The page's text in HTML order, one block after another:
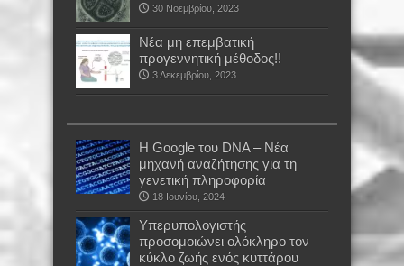
30 Νοεμβρίου, 2023
Νέα μη επεμβατική
προγεννητική μέθοδος!!
3 Δεκεμβρίου, 2023
Η Google του DNA – Νέα
μηχανή αναζήτησης για τη
γενετική πληροφορία
18 Ιουνίου, 2024
Υπερυπολογιστής
προσομοιώνει ολόκληρο τον
κύκλο ζωής ενός κυττάρου